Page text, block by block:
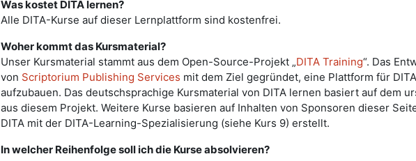
Was kostet DITA lernen?
Alle DITA-Kurse auf dieser Lernplattform sind kostenfrei.
Woher kommt das Kursmaterial?
Unser Kursmaterial stammt aus dem Open-Source-Projekt „DITA Training“. Das
von Scriptorium Publishing Services mit dem Ziel gegründet, eine Plattform für
aufzubauen. Das deutschsprachige Kursmaterial von DITA lernen basiert auf dem
aus diesem Projekt. Weitere Kurse basieren auf Inhalten von Sponsoren dieser
DITA mit der DITA-Learning-Spezialisierung (siehe Kurs 9) erstellt.
In welcher Reihenfolge soll ich die Kurse absolvieren?